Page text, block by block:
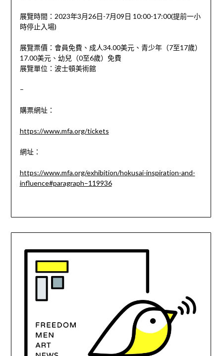
展覽時間：2023年3月26日-7月09日 10:00-17:00(提前一小
時停止入場)
展覽票價： 會員免費、成人34.00美元、青少年（7至17歲）
17.00美元、幼兒（0至6歲）免費
展覽單位： 波士頓美術館
–
購票網址：
https://www.mfa.org/tickets
網址：
https://www.mfa.org/exhibition/hokusai-inspiration-and-
influence#paragraph–119936